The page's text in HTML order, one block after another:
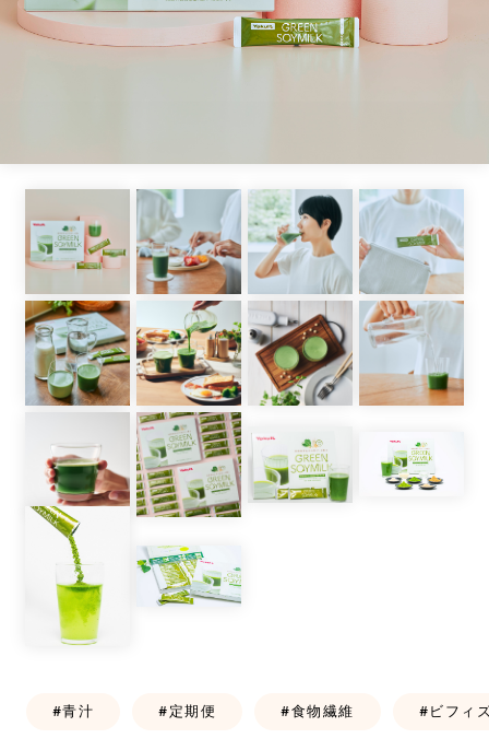
青汁 定期便 食物繊維 ビフィ